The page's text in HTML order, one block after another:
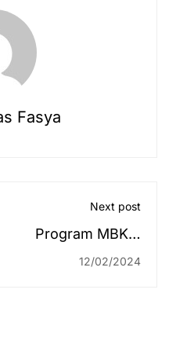
Fasya
Next post
Program MBKM
Antarkampus
12/02/2024